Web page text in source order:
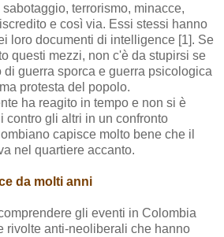
terrorismo, minacce,
e così via. Essi stessi hanno
loro documenti di intelligence [1]. Se
questi mezzi, non c'è da stupirsi se
guerra sporca e guerra psicologica
protesta del popolo.
ha reagito in tempo e non si è
contro gli altri in un confronto
capisce molto bene che il
nel quartiere accanto.
da molti anni
gli eventi in Colombia
rivolte anti-neoliberali che hanno